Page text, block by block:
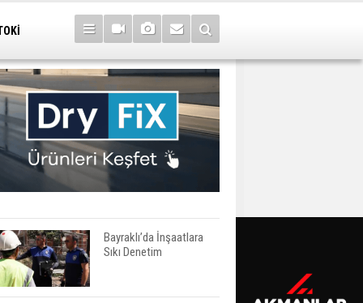
Bayraklı’da İnşaatlara
Sıkı Denetim